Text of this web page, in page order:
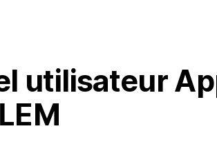
utilisateur